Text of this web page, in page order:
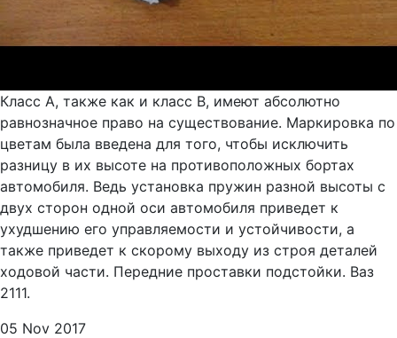
Класс А, также как и класс В, имеют абсолютно
равнозначное право на существование. Маркировка по
цветам была введена для того, чтобы исключить
разницу в их высоте на противоположных бортах
автомобиля. Ведь установка пружин разной высоты с
двух сторон одной оси автомобиля приведет к
ухудшению его управляемости и устойчивости, а
также приведет к скорому выходу из строя деталей
ходовой части. Передние проставки подстойки. Ваз
2111.
05 Nov 2017